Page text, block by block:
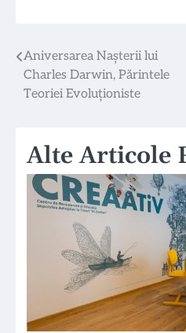
Navigare
în
Aniversarea Nașterii lui
Charles Darwin, Părintele
Teoriei Evoluționiste
Alte Articole